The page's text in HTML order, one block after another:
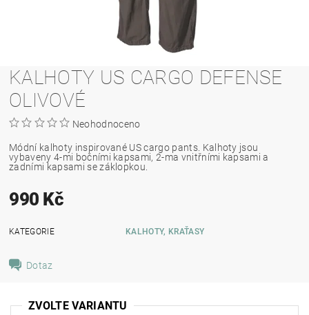
KALHOTY US CARGO DEFENSE
OLIVOVÉ
Neohodnoceno
Módní kalhoty inspirované US cargo pants. Kalhoty jsou
vybaveny 4-mi bočními kapsami, 2-ma vnitřními kapsami a
zadními kapsami se záklopkou.
990 Kč
KATEGORIE KALHOTY, KRAŤASY
Dotaz
ZVOLTE VARIANTU